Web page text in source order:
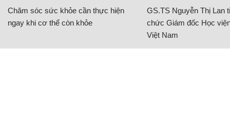
Chăm sóc sức khỏe cần thực hiện
ngay khi cơ thể còn khỏe
GS.TS Nguyễn Thị Lan
chức Giám đốc Học
Việt Nam